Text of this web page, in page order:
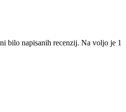
bilo napisanih recenzij. Na voljo je 1